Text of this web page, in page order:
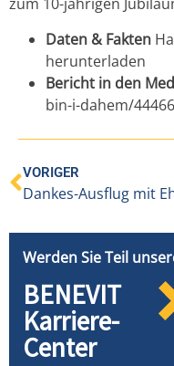
zum 10-jährigen
Daten & Fakten
herunterladen
Bericht in den
bin-i-dahem/
VORIGER
Werden Sie Teil
BENEVIT
Karriere-
Center